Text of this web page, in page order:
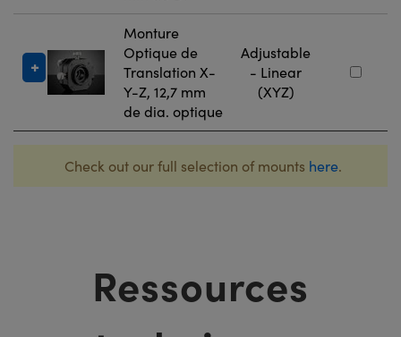
Monture
Optique de
Translation X-
Y-Z, 12,7 mm
de dia. optique
Adjustable
- Linear
(XYZ)
Check out our full selection of mounts here.
Ressources